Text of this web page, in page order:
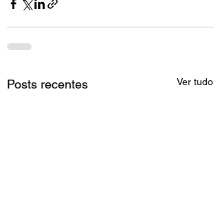
Posts recentes Ver tudo